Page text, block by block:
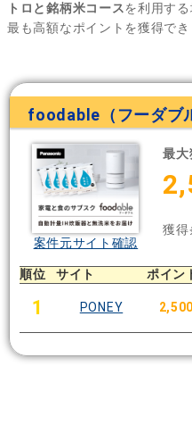
トロと銘柄米コースを利用する
最も高額なポイントを獲得でき
案件元サイト確認
最大
獲得
順位 サイト ポイン
1 PONEY